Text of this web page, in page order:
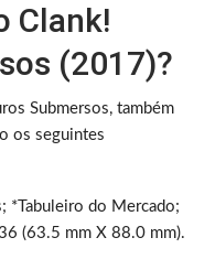
Clank!
(2017)?
Submersos, também
os seguintes
*Tabuleiro do Mercado;
(63.5 mm X 88.0 mm).